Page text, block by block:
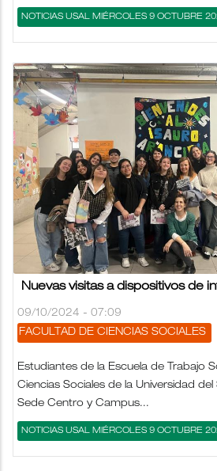
NOTICIAS USAL MIÉRCOLES 9 OCTUBRE
Nuevas visitas a dispositivos de
09/10/2024 - 07:09
FACULTAD DE CIENCIAS SOCIALES
Estudiantes de la Escuela de Trabajo
Ciencias Sociales de la Universidad
Sede Centro y Campus...
NOTICIAS USAL MIÉRCOLES 9 OCTUBRE